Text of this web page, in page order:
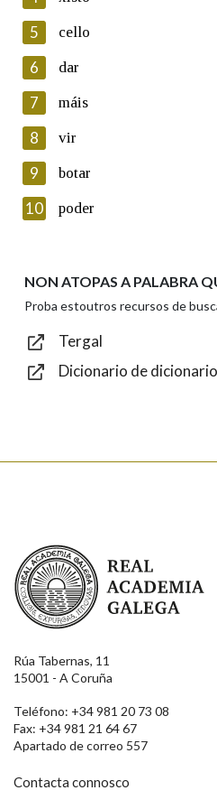
Lin e acepto as
Introduce o código que aparece
Texto de verificación
Enviar
5 cello
6 dar
7 máis
8 vir
9 botar
10 poder
NON ATOPAS A PALABRA
Proba estoutros recursos de
Tergal
Dicionario de
Real Academia Galega
Rúa Tabernas, 11
15001 - A Coruña
Teléfono: +34 981 20 73 08
Fax: +34 981 21 64 67
Apartado de correo 557
Contacta connosco